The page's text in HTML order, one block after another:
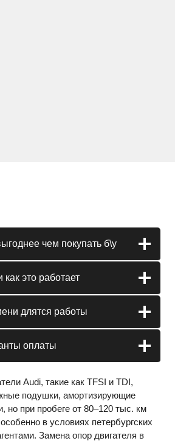
чем покупать б\у
как это работает
длятся работы
оплаты
Audi, такие как TFSI и TDI,
подушки, амортизирующие
но при пробеге от 80–120 тыс. км
в условиях петербургских
Замена опор двигателя в